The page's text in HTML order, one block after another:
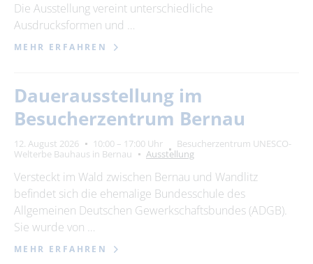
Die Ausstellung vereint unterschiedliche
Ausdrucksformen und …
MEHR ERFAHREN
Dauerausstellung im
Besucherzentrum Bernau
12. August 2026 10:00 – 17:00 Uhr
Besucherzentrum UNESCO-
Welterbe Bauhaus in Bernau
Ausstellung
Versteckt im Wald zwischen Bernau und Wandlitz
befindet sich die ehemalige Bundesschule des
Allgemeinen Deutschen Gewerkschaftsbundes (ADGB).
Sie wurde von …
MEHR ERFAHREN